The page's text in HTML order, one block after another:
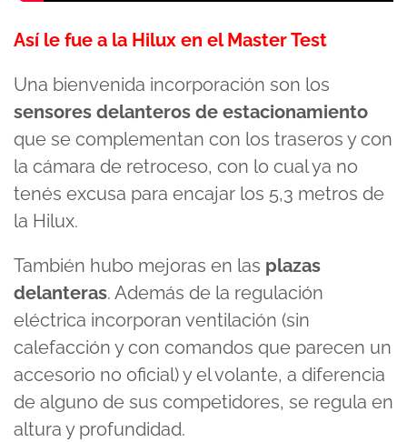
Así le fue a la Hilux en el Master Test
Una bienvenida incorporación son los
sensores delanteros de estacionamiento
que se complementan con los traseros y con
la cámara de retroceso, con lo cual ya no
tenés excusa para encajar los 5,3 metros de
la Hilux.
También hubo mejoras en las plazas
delanteras. Además de la regulación
eléctrica incorporan ventilación (sin
calefacción y con comandos que parecen un
accesorio no oficial) y el volante, a diferencia
de alguno de sus competidores, se regula en
altura y profundidad.